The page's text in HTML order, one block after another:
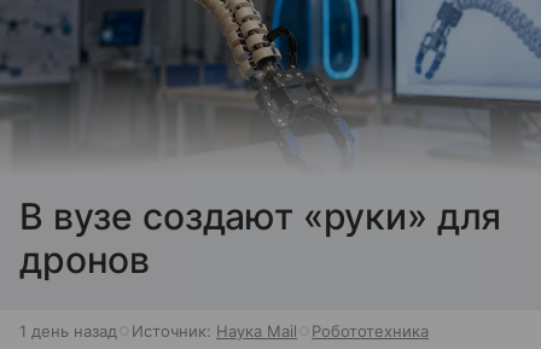
В вузе создают «руки» для
дронов
1 день назад Источник: Наука Mail Робототехника